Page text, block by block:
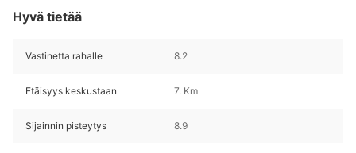
Hyvä tietää
Vastinetta rahalle 8.2
Etäisyys keskustaan 7. Km
Sijainnin pisteytys 8.9